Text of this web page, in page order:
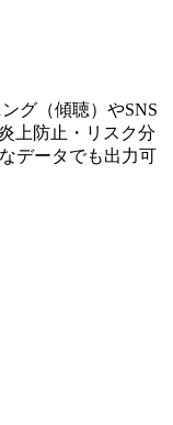
グ（傾聴）やSNS
上防止・リスク分
データでも出力可